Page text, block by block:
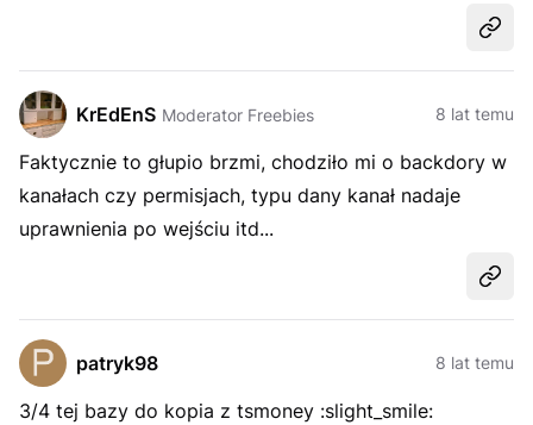
KrEdEnS Moderator Freebies 8 lat temu
Faktycznie to głupio brzmi, chodziło mi o backdory w
kanałach czy permisjach, typu dany kanał nadaje
uprawnienia po wejściu itd...
patryk98 8 lat temu
3/4 tej bazy do kopia z tsmoney :slight_smile: